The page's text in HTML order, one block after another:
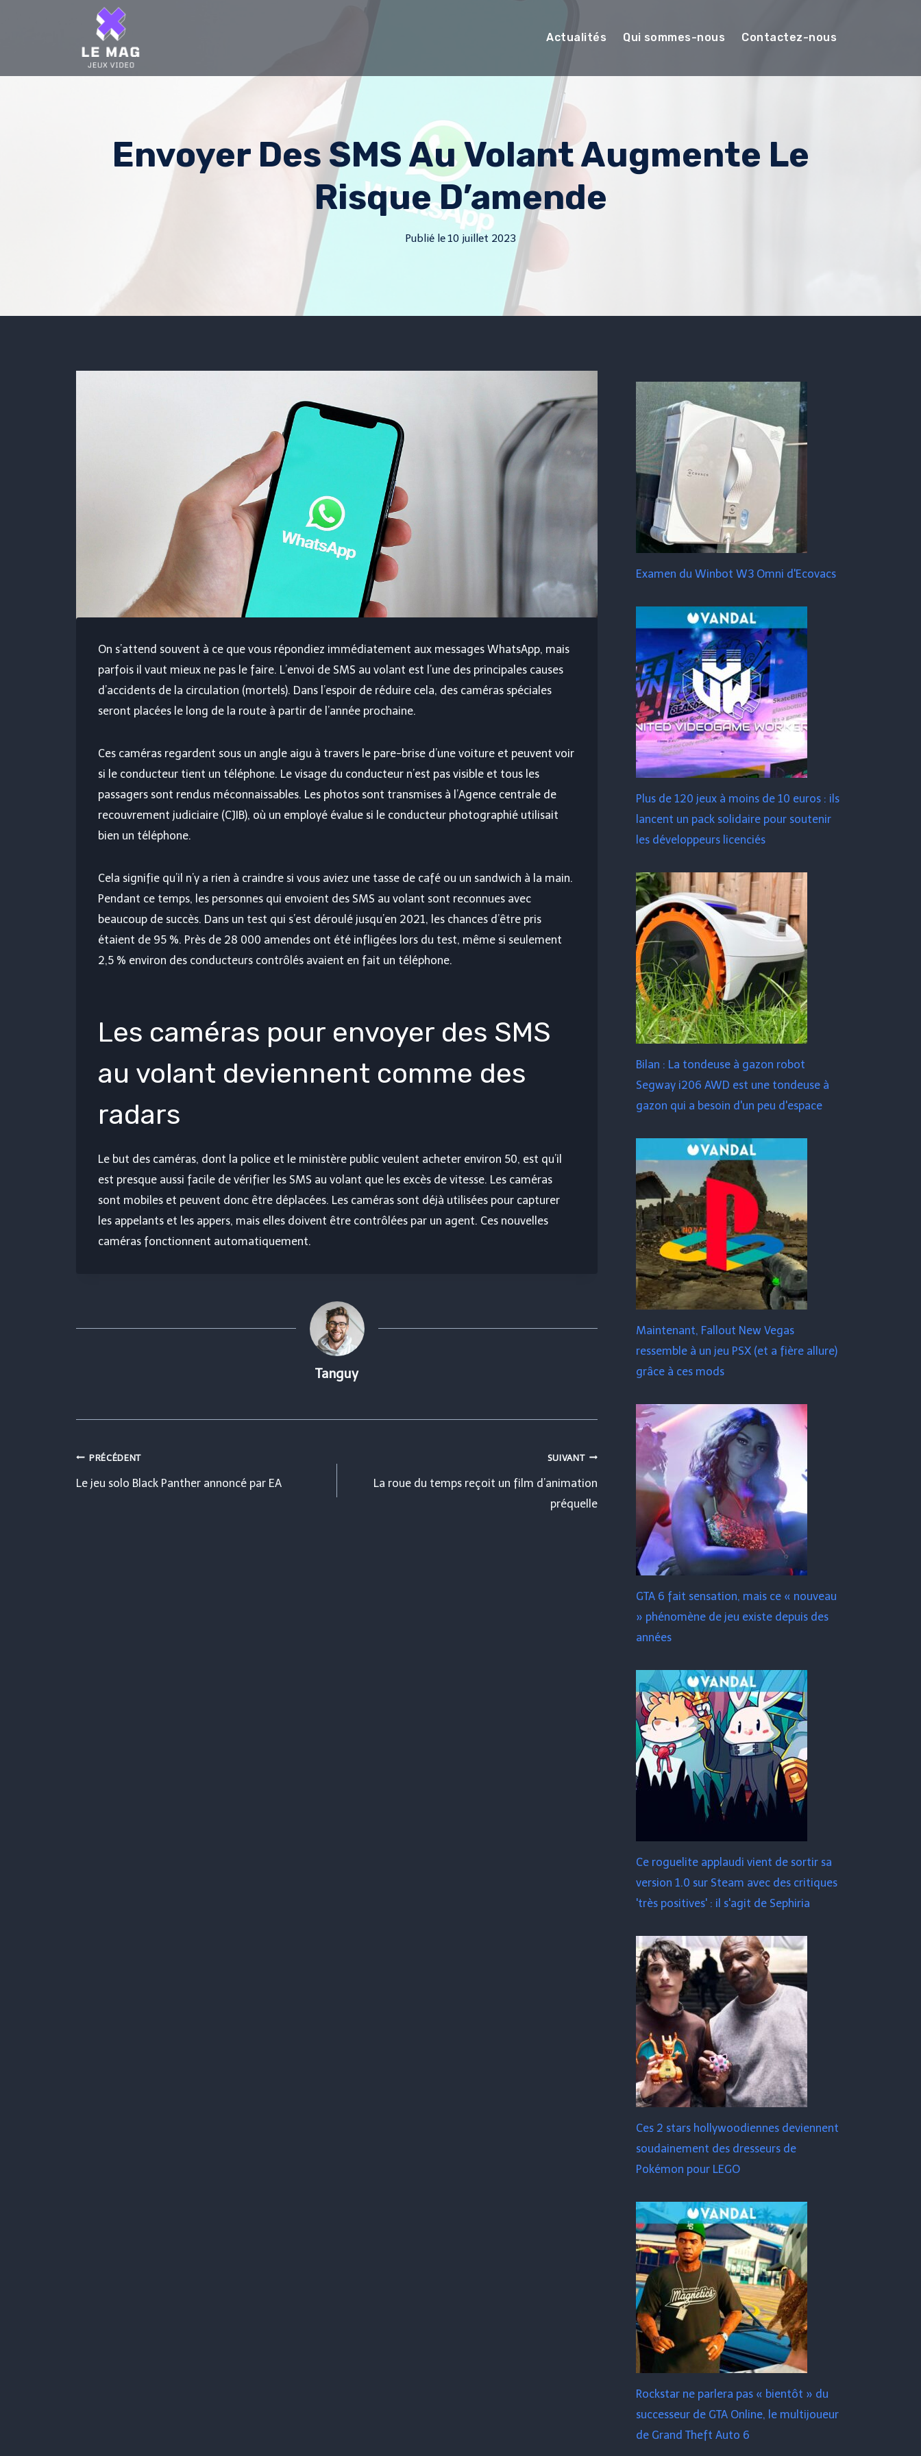
Actualités Qui sommes-nous Contactez-nous
Envoyer Des SMS Au Volant Augmente Le
Risque D’amende
Publié le10 juillet 2023
On s’attend souvent à ce que vous répondiez immédiatement aux messages WhatsApp, mais
parfois il vaut mieux ne pas le faire. L’envoi de SMS au volant est l’une des principales causes
d’accidents de la circulation (mortels). Dans l’espoir de réduire cela, des caméras spéciales
seront placées le long de la route à partir de l’année prochaine.
Ces caméras regardent sous un angle aigu à travers le pare-brise d’une voiture et peuvent voir
si le conducteur tient un téléphone. Le visage du conducteur n’est pas visible et tous les
passagers sont rendus méconnaissables. Les photos sont transmises à l’Agence centrale de
recouvrement judiciaire (CJIB), où un employé évalue si le conducteur photographié utilisait
bien un téléphone.
Cela signifie qu’il n’y a rien à craindre si vous aviez une tasse de café ou un sandwich à la main.
Pendant ce temps, les personnes qui envoient des SMS au volant sont reconnues avec
beaucoup de succès. Dans un test qui s’est déroulé jusqu’en 2021, les chances d’être pris
étaient de 95 %. Près de 28 000 amendes ont été infligées lors du test, même si seulement
2,5 % environ des conducteurs contrôlés avaient en fait un téléphone.
Les caméras pour envoyer des SMS
au volant deviennent comme des
radars
Le but des caméras, dont la police et le ministère public veulent acheter environ 50, est qu’il
est presque aussi facile de vérifier les SMS au volant que les excès de vitesse. Les caméras
sont mobiles et peuvent donc être déplacées. Les caméras sont déjà utilisées pour capturer
les appelants et les appers, mais elles doivent être contrôlées par un agent. Ces nouvelles
caméras fonctionnent automatiquement.
Tanguy
Navigation
PRÉCÉDENT
Le jeu solo Black Panther annoncé par EA
SUIVANT
La roue du temps reçoit un film d’animation
préquelle
Examen du Winbot W3 Omni d'Ecovacs
Plus de 120 jeux à moins de 10 euros : ils
lancent un pack solidaire pour soutenir
les développeurs licenciés
Bilan : La tondeuse à gazon robot
Segway i206 AWD est une tondeuse à
gazon qui a besoin d'un peu d'espace
Maintenant, Fallout New Vegas
ressemble à un jeu PSX (et a fière allure)
grâce à ces mods
GTA 6 fait sensation, mais ce « nouveau
» phénomène de jeu existe depuis des
années
Ce roguelite applaudi vient de sortir sa
version 1.0 sur Steam avec des critiques
'très positives' : il s'agit de Sephiria
Ces 2 stars hollywoodiennes deviennent
soudainement des dresseurs de
Pokémon pour LEGO
Rockstar ne parlera pas « bientôt » du
successeur de GTA Online, le multijoueur
de Grand Theft Auto 6